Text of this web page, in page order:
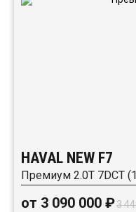
HAVAL NEW F7
Премиум 2.0T 7DCT
от 3 090 000 ₽3